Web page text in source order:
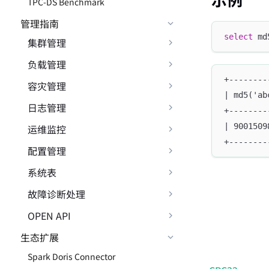
管理指南
集群管理
负载管理
容灾管理
日志管理
运维监控
配置管理
系统表
故障诊断处理
OPEN API
生态扩展
Spark Doris Connector
select
|
|